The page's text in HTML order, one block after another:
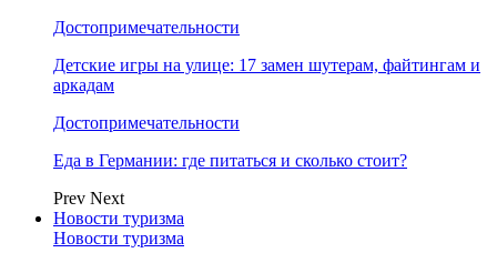
Достопримечательности
Детские игры на улице: 17 замен шутерам, файтингам и
аркадам
Достопримечательности
Еда в Германии: где питаться и сколько стоит?
Prev Next
Новости туризма
Новости туризма